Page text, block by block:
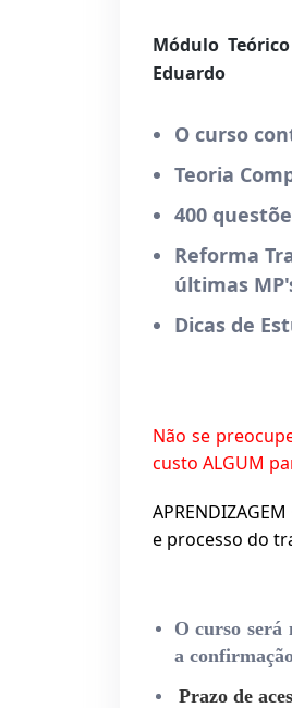
Módulo
Eduardo
O curso
Teoria
400
Reforma
últimas
Dicas de
Não se
custo ALGUM
e processo do
O curso será
a
Prazo de